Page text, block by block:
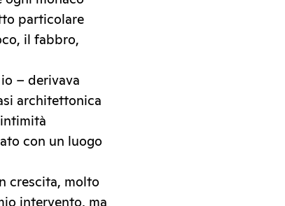
particolare
il fabbro,
– derivava
architettonica
con un luogo
crescita, molto
intervento, ma